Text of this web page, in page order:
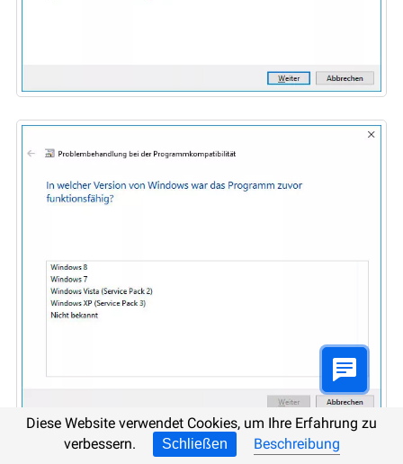
Diese Website verwendet Cookies, um Ihre Erfahrung zu
verbessern.
Schließen Beschreibung